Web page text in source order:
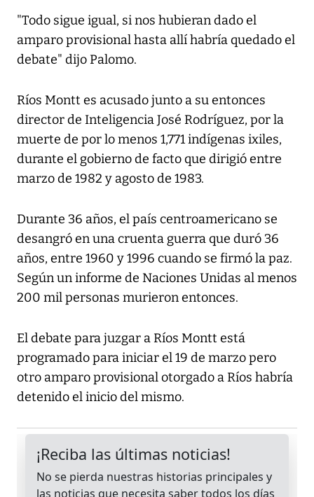
"Todo sigue igual, si nos hubieran dado el
amparo provisional hasta allí habría quedado el
debate" dijo Palomo.
Ríos Montt es acusado junto a su entonces
director de Inteligencia José Rodríguez, por la
muerte de por lo menos 1,771 indígenas ixiles,
durante el gobierno de facto que dirigió entre
marzo de 1982 y agosto de 1983.
Durante 36 años, el país centroamericano se
desangró en una cruenta guerra que duró 36
años, entre 1960 y 1996 cuando se firmó la paz.
Según un informe de Naciones Unidas al menos
200 mil personas murieron entonces.
El debate para juzgar a Ríos Montt está
programado para iniciar el 19 de marzo pero
otro amparo provisional otorgado a Ríos habría
detenido el inicio del mismo.